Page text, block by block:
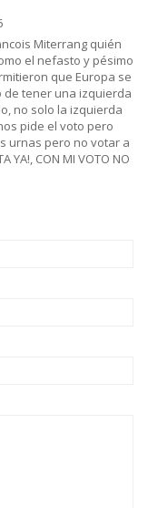
Miterrang quién
el nefasto y pésimo
que Europa se
de tener una izquierda
no solo la izquierda
pide el voto pero
urnas pero no votar a
YA!, CON MI VOTO NO